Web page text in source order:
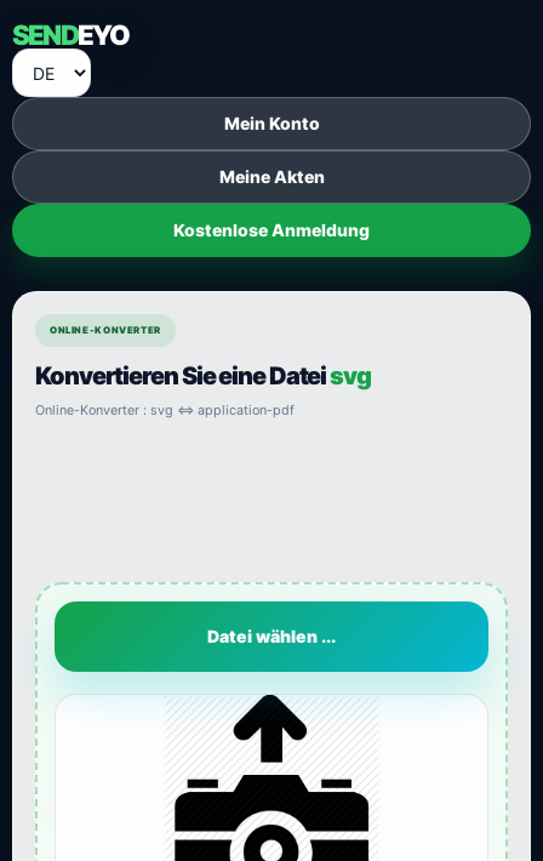
SENDEYO
Mein Konto
Meine Akten
Kostenlose Anmeldung
ONLINE-KONVERTER
Konvertieren Sie eine Dateisvg
Online-Konverter : svg ⇔ application-pdf
Datei wählen ...